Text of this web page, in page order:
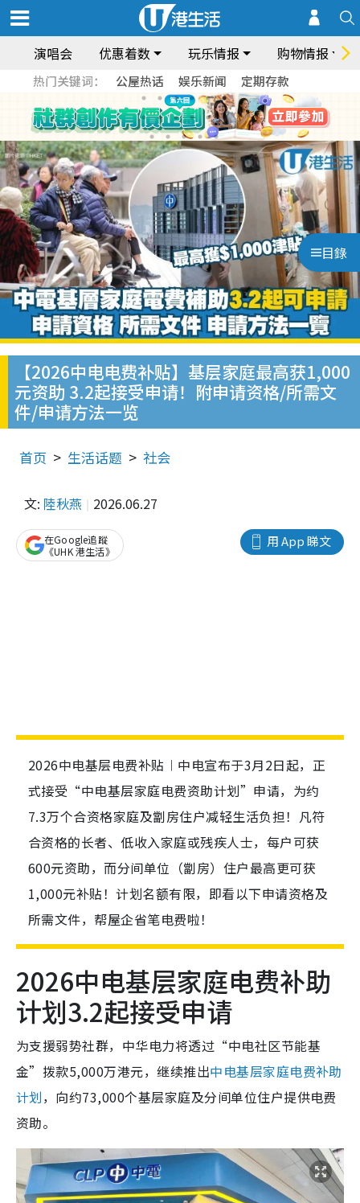
演唱会 优惠着数 玩乐情报 购物情报
热门关键词： 公屋热话 娱乐新闻 定期存款
目錄
【2026中电电费补贴】基层家庭最高获1,000
元资助 3.2起接受申请！附申请资格/所需文
件/申请方法一览
首页 生活话题 社会
文: 陸秋燕 2026.06.27
用 App 睇文
在Google追蹤
《UHK 港生活》
2026中电基层电费补贴︱中电宣布于3月2日起，正
式接受“中电基层家庭电费资助计划”申请，为约
7.3万个合资格家庭及劏房住户减轻生活负担！凡符
合资格的长者、低收入家庭或残疾人士，每户可获
600元资助，而分间单位（劏房）住户最高更可获
1,000元补贴！计划名额有限，即看以下申请资格及
所需文件，帮屋企省笔电费啦！
2026中电基层家庭电费补助
计划3.2起接受申请
为支援弱势社群，中华电力将透过“中电社区节能基
金”拨款5,000万港元，继续推出中电基层家庭电费补助
计划，向约73,000个基层家庭及分间单位住户提供电费
资助。